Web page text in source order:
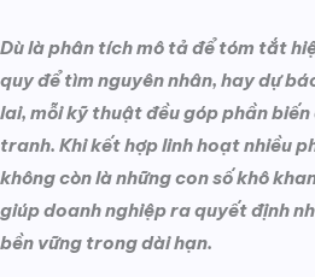
Dù là phân tích mô tả để tóm tắt
quy để tìm nguyên nhân, hay dự
lai, mỗi kỹ thuật đều góp phần
tranh. Khi kết hợp linh hoạt nhiều
không còn là những con số khô
giúp doanh nghiệp ra quyết định
bền vững trong dài hạn.